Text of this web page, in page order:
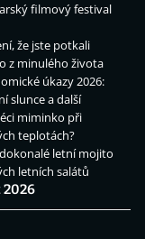
filmový festival
že jste potkali
z minulého života
úkazy 2026:
slunce a další
miminko při
teplotách?
dokonalé letní mojito
letních salátů
2026